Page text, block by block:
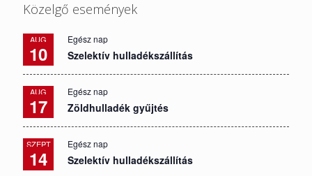
Közelgő események
AUG
10
Egész nap
Szelektív hulladékszállítás
AUG
17
Egész nap
Zöldhulladék gyűjtés
SZEPT
14
Egész nap
Szelektív hulladékszállítás